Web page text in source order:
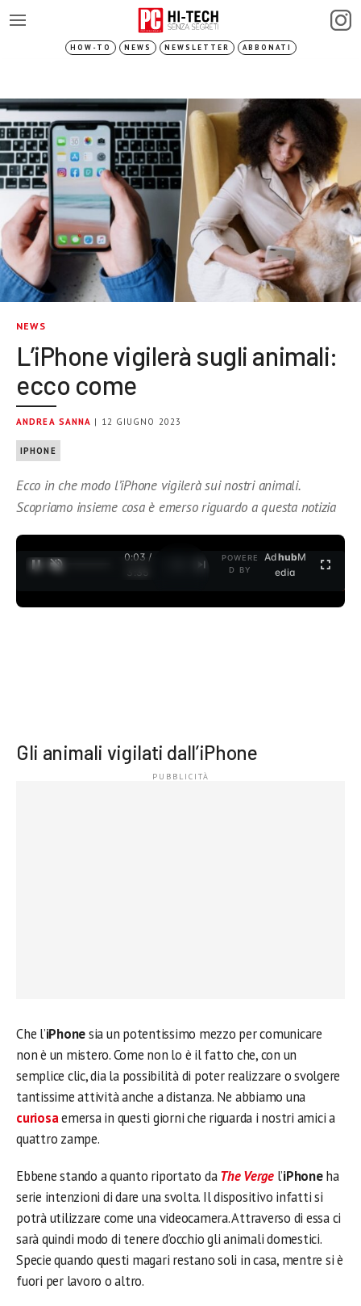
HOW-TO NEWS NEWSLETTER ABBONATI
NEWS
L’iPhone vigilerà sugli animali:
ecco come
ANDREA SANNA | 12 GIUGNO 2023
IPHONE
Ecco in che modo l’iPhone vigilerà sui nostri animali.
Scopriamo insieme cosa è emerso riguardo a questa notizia
0:04 /
3:35
POWERE
D BY
AdhubM
edia
Gli animali vigilati dall’iPhone
Che l’iPhonesia un potentissimo mezzo per comunicare
non è un mistero. Come non lo è il fatto che, con un
semplice clic, dia la possibilità di poter realizzare o svolgere
tantissime attività anche a distanza. Ne abbiamo una
curiosaemersa in questi giorni che riguarda i nostri amici a
quattro zampe.
Ebbene stando a quanto riportato daThe Verge l’iPhoneha
serie intenzioni di dare una svolta. Il dispositivo infatti si
potrà utilizzare come una videocamera. Attraverso di essa ci
sarà quindi modo di tenere d’occhio gli animali domestici.
Specie quando questi magari restano soli in casa, mentre si è
fuori per lavoro o altro.